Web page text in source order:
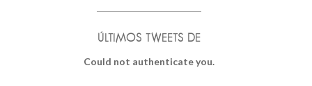
ÚLTIMOS TWEETS DE
Could not authenticate you.